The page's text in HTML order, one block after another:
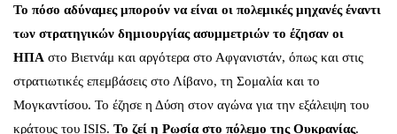
Το πόσο αδύναμες μπορούν να είναι οι πολεμικές μηχανές έναντι
των στρατηγικών δημιουργίας ασυμμετριών το έζησαν οι
ΗΠΑ στο Βιετνάμ και αργότερα στο Αφγανιστάν, όπως και στις
στρατιωτικές επεμβάσεις στο Λίβανο, τη Σομαλία και το
Μογκαντίσου. Το έζησε η Δύση στον αγώνα για την εξάλειψη του
κράτους του ISIS. Το ζεί η Ρωσία στο πόλεμο της Ουκρανίας.